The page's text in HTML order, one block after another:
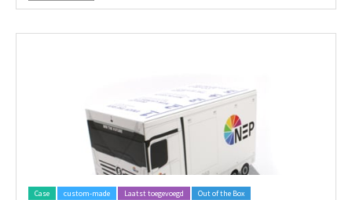
Case custom-made Laatst toegevoegd Out of the Box